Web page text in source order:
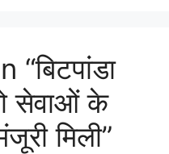
सेवाओं के
मिली”